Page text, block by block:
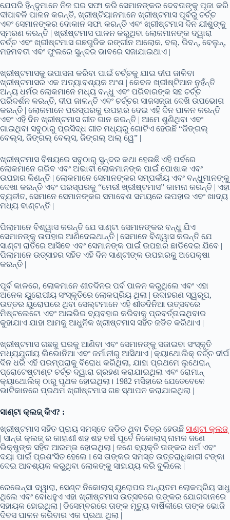
ଯେପରି ହିନ୍ଦୁମାନେ ନିଜ ଘର ସଫା କରି ସେମାନଙ୍କର ଦେବତାଙ୍କୁ ପୂଜା କରି
ଦୀପାବଳି ପାଳନ କରନ୍ତି, ଖ୍ରୀଷ୍ଟିୟାନମାନେ ଖ୍ରୀଷ୍ଟମାସ ପୂର୍ବରୁ ଚର୍ଚ୍ଚ
ଏବଂ ସେମାନଙ୍କର ଦୋକାନ ସଫା କରନ୍ତି ଏବଂ ଖ୍ରୀଷ୍ଟମାସ ଦିନ ଯୀଶୁଙ୍କୁ
ସ୍ମରଣ କରନ୍ତି | ଖ୍ରୀଷ୍ଟମାସ ପାଳନ କରୁଥିବା ଲୋକମାନଙ୍କ ଦ୍ୱାରା
ଚର୍ଚ୍ଚ ଏବଂ ଖ୍ରୀଷ୍ଟମାସ ଗଛଗୁଡିକ ରଙ୍ଗୀନ ଆଲୋକ, ବଲ୍, ରିବନ୍, ବେଲୁନ୍,
ମହମବତୀ ଏବଂ ଫୁଲରେ ସୁନ୍ଦର ଭାବରେ ସଜାଯାଇଥାଏ |
ଖ୍ରୀଷ୍ଟମାସକୁ ଉପାସନା କରିବା ପାଇଁ ଚର୍ଚ୍ଚକୁ ଯାଇ ଦୀପ ଜାଳିବା
ଖ୍ରୀଷ୍ଟମାସର ଏକ ଅତ୍ୟାବଶ୍ୟକ ଅଂଶ | କେବଳ ଖ୍ରୀଷ୍ଟିଆନ ନୁହଁନ୍ତି
ଅନ୍ୟ ଧର୍ମର ଲୋକମାନେ ମଧ୍ୟ ବନ୍ଧୁ ଏବଂ ପରିବାରଙ୍କ ସହ ଚର୍ଚ୍ଚ
ପରିଦର୍ଶନ କରନ୍ତି, ଦୀପ ଜାଳନ୍ତି ଏବଂ ଚର୍ଚ୍ଚର ସାଜସଜ୍ଜା ଦେଖି ଉପଭୋଗ
କରନ୍ତି | ଲୋକମାନେ ପରସ୍ପରକୁ ଉପହାର ଦେଇ ଏହି ଦିନ ପାଳନ କରନ୍ତି
ଏବଂ ଏହି ଦିନ ଖ୍ରୀଷ୍ଟମାସ ଗୀତ ଗାନ କରନ୍ତି | ଆମେ ଶୁଣିଥିବା ଏବଂ
ଗାଇଥିବା ସବୁଠାରୁ ପ୍ରସିଦ୍ଧ ଗୀତ ମଧ୍ୟରୁ ଗୋଟିଏ ହେଉଛି “ଜିଙ୍ଗଲ୍
ବେଲ୍ସ, ଜିଙ୍ଗଲ୍ ବେଲ୍ସ, ଜିଙ୍ଗଲ୍ ଅଲ୍ ୱେ” |
ଖ୍ରୀଷ୍ଟମାସ ବିଷୟରେ ସବୁଠାରୁ ସୁନ୍ଦର କଥା ହେଉଛି ଏହି ପର୍ବରେ
ଲୋକମାନେ ଗରିବ ଏବଂ ଅଭାବୀ ଲୋକମାନଙ୍କ ପାଇଁ ପୋଷାକ ଏବଂ
ଉପହାର କିଣନ୍ତି | ଲୋକମାନେ ସେମାନଙ୍କର ସମ୍ପର୍କୀୟ ଏବଂ ବନ୍ଧୁମାନଙ୍କୁ
ଦେଖା କରନ୍ତି ଏବଂ ପରସ୍ପରକୁ “ମେରୀ ଖ୍ରୀଷ୍ଟମାସ” କାମନା କରନ୍ତି | ଏହା
ବ୍ୟତୀତ, ସେମାନେ ସେମାନଙ୍କର ସମାବେଶ ସମୟରେ ଉପହାର ଏବଂ ଖାଦ୍ୟ
ମଧ୍ୟ ବାଣ୍ଟନ୍ତି |
ପିଲାମାନେ ବିଶ୍ୱାସ କରନ୍ତି ଯେ ସାଣ୍ଟା ସେମାନଙ୍କର ବନ୍ଧୁ ଯିଏ
ସେମାନଙ୍କୁ ଉପହାର ଆଣିଦେଇଥାନ୍ତି | ସେମାନେ ବିଶ୍ୱାସ କରନ୍ତି ଯେ
ସାଣ୍ଟl ରାତିରେ ଆସିବେ ଏବଂ ସେମାନଙ୍କ ପାଇଁ ଉପହାର ଛାଡିଦେଇ ଯିବେ |
ପିଲାମାନେ ଉତ୍ସାହର ସହିତ ଏହି ଦିନ ସାଣ୍ଟlଙ୍କ ଉପହାରକୁ ଅପେକ୍ଷା
କରନ୍ତି |
ପୂର୍ବ କାଳରେ, ଲୋକମାନେ ଶୀତଦିନର ପର୍ବ ପାଳନ କରୁଥିଲେ ଏବଂ ଏହା
ଅନେକ ୟୁରୋପୀୟ ସଂସ୍କୃତିରେ ଲୋକପ୍ରିୟ ଥିଲା | ଉଦାହରଣ ସ୍ୱରୂପ,
ଉତ୍ତର ୟୁରୋପରେ ଥିବା ସେଲ୍ଟମାନେ ଏହି ଶୀତଦିନିଆ ଉତ୍ସବରେ
ମିଷ୍ଟଲେଟୋ ଏବଂ ଆଇଭିର ବ୍ୟବହାର କରିବାକୁ ପ୍ରବର୍ତ୍ତାଇଥିବାର
କୁହାଯାଏ ଯାହା ଆମକୁ ଆଧୁନିକ ଖ୍ରୀଷ୍ଟମାସ ସହିତ ଜଡିତ କରିଥାଏ |
ଖ୍ରୀଷ୍ଟମାସ ଗଛକୁ ଘରକୁ ଆଣିବା ଏବଂ ସେମାନଙ୍କୁ ସଜାଇବା ସଂସ୍କୃତି
ମଧ୍ୟଯୁଗୀୟ ଲିଭୋନିଆ ଏବଂ ଜର୍ମାନୀରୁ ଆସିଥାଏ | କ୍ୟାଥୋଲିକ୍ ଚର୍ଚ୍ଚ ଦୀର୍ଘ
ଦିନ ଧରି ଏହି ପରମ୍ପରାକୁ ବିରୋଧ କରିଥିଲା, ଯାହା ପ୍ରଥମେ ଲୁଥେରାନ୍
ପ୍ରୋଟେଷ୍ଟାଣ୍ଟ ଚର୍ଚ୍ଚ ଦ୍ୱାରା ଗ୍ରହଣ କରାଯାଇଥିଲା ଏବଂ ରୋମାନ୍
କ୍ୟାଥୋଲିକ୍ ଠାରୁ ପୃଥକ ହୋଇଥିଲା। 1982 ମସିହାରେ ଯେତେବେଳେ
ଭାଟିକାନରେ ପ୍ରଥମ ଖ୍ରୀଷ୍ଟମାସ ଗଛ ସ୍ଥାପନ କରାଯାଇଥିଲା |
ସାଣ୍ଟା କ୍ଲଜ୍ କିଏ? :
ଖ୍ରୀଷ୍ଟମାସ ସହିତ ପ୍ରାୟ ସମସ୍ତେ ଜଡିତ ଥିବା ଚିତ୍ର ହେଉଛି ସାଣ୍ଟା କ୍ଲଜ୍
| ସାନ୍ତା କ୍ଲଜ୍ ର କାହାଣୀ ଶହ ଶହ ବର୍ଷ ପୂର୍ବେ ନିକୋଲାସ୍ ନାମକ ଜଣେ
ଭିକ୍ଷୁଙ୍କ ସହିତ ଆରମ୍ଭ ହୋଇଥିଲା | ଜଣେ ବ୍ୟକ୍ତି ତାଙ୍କର ଧର୍ମ ଏବଂ
ଦୟା ପାଇଁ ପ୍ରଶଂସିତ ହେଲେ l ସେ ତାଙ୍କର ସମସ୍ତ ଉତ୍ତରାଧିକାରୀ ଟଙ୍କା
ଦେଇ ଆବଶ୍ୟକ କରୁଥିବା ଲୋକଙ୍କୁ ସାହାଯ୍ୟ କରି ବୁଲିଲେ |
ରେଭେନ୍ସା ଦ୍ୱାରା, ସେଣ୍ଟ ନିକୋଲାସ୍ ୟୁରୋପର ଅନ୍ୟତମ ଲୋକପ୍ରିୟ ସାଧୁ
ଥିଲେ ଏବଂ ବୋଧହୁଏ ଏହା ଖ୍ରୀଷ୍ଟମାସ ଉତ୍ସବରେ ତାଙ୍କର ଯୋଗଦାନରେ
ସହାୟକ ହୋଇଥିଲା | ଡିସେମ୍ବରରେ ତାଙ୍କ ମୃତ୍ୟୁ ବାର୍ଷିକୀରେ ତାଙ୍କ ଭୋଜି
ଦିବସ ପାଳନ କରିବାର ଏକ ପ୍ରଥା ଥିଲା |